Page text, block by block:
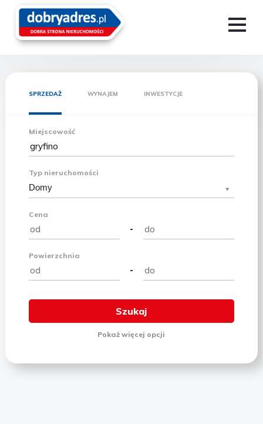
SPRZEDAŻ WYNAJEM INWESTYCJE
Miejscowość
Typ nieruchomości
Domy
Cena
-
Powierzchnia
-
Pokażwięcej opcji